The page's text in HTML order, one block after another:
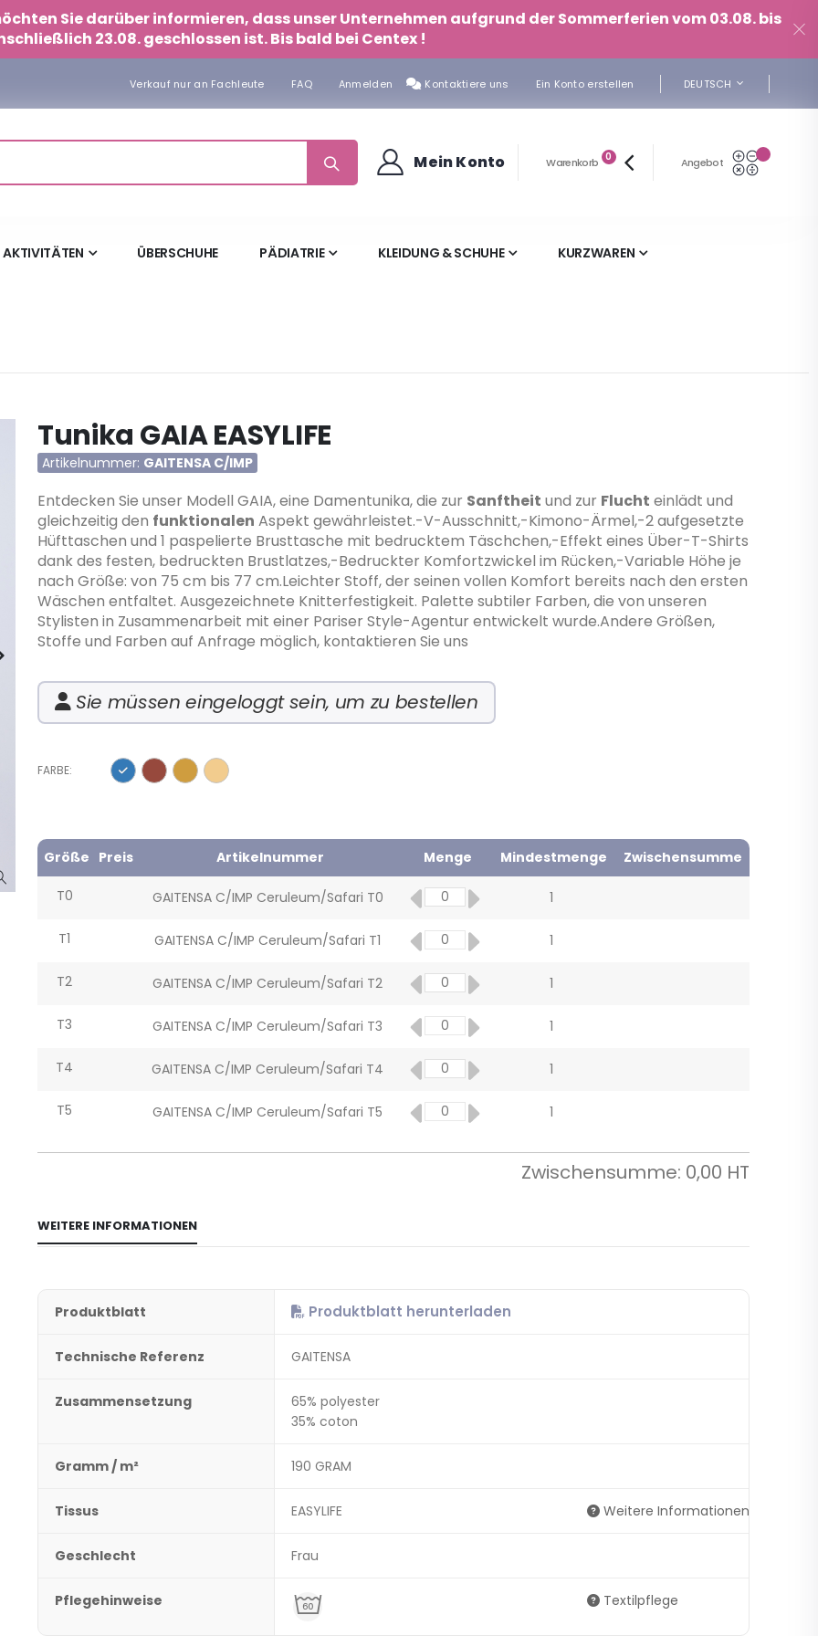
Sie darüber informieren, dass unser Unternehmen aufgrund der Sommerferien vom 03.08. bis
23.08. geschlossen ist. Bis bald bei Centex !
Verkauf nur an Fachleute FAQ Anmelden Kontaktiere uns Ein Konto erstellen SPRACHE
DEUTSCH
Mein Konto Cart
0Artikel
Warenkorb Angebot Mein
AKTIVITÄTEN ÜBERSCHUHE PÄDIATRIE KLEIDUNG & SCHUHE KURZWAREN
Tunika GAIA EASYLIFE
Artikelnummer GAITENSA C/IMP
Entdecken Sie unser Modell GAIA, eine Damentunika, die zur Sanftheit und zur Flucht einlädt und
gleichzeitig den funktionalen Aspekt gewährleistet.-V-Ausschnitt,-Kimono-Ärmel,-2 aufgesetzte
Hüfttaschen und 1 paspelierte Brusttasche mit bedrucktem Täschchen,-Effekt eines Über-T-Shirts
dank des festen, bedruckten Brustlatzes,-Bedruckter Komfortzwickel im Rücken,-Variable Höhe je
nach Größe: von 75 cm bis 77 cm.Leichter Stoff, der seinen vollen Komfort bereits nach den ersten
Wäschen entfaltet. Ausgezeichnete Knitterfestigkeit. Palette subtiler Farben, die von unseren
Stylisten in Zusammenarbeit mit einer Pariser Style-Agentur entwickelt wurde.Andere Größen,
Stoffe und Farben auf Anfrage möglich, kontaktieren Sie uns
Sie müssen eingeloggt sein, um zu bestellen
FARBE
Größe Preis Artikelnummer Menge Mindestmenge Zwischensumme
T0 GAITENSA C/IMP Ceruleum/Safari T0 1
T1 GAITENSA C/IMP Ceruleum/Safari T1 1
T2 GAITENSA C/IMP Ceruleum/Safari T2 1
T3 GAITENSA C/IMP Ceruleum/Safari T3 1
T4 GAITENSA C/IMP Ceruleum/Safari T4 1
T5 GAITENSA C/IMP Ceruleum/Safari T5 1
Zwischensumme: 0,00
WEITERE INFORMATIONEN
Produktblatt Produktblatt herunterladen
Technische Referenz GAITENSA
Zusammensetzung
65% polyester
35% coton
Gramm / m² 190 GRAM
Tissus EASYLIFE Weitere Informationen
Geschlecht Frau
Pflegehinweise t Textilpflege